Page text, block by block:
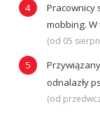
Pracownicy
mobbing.
(od 05
odnalazły
(od